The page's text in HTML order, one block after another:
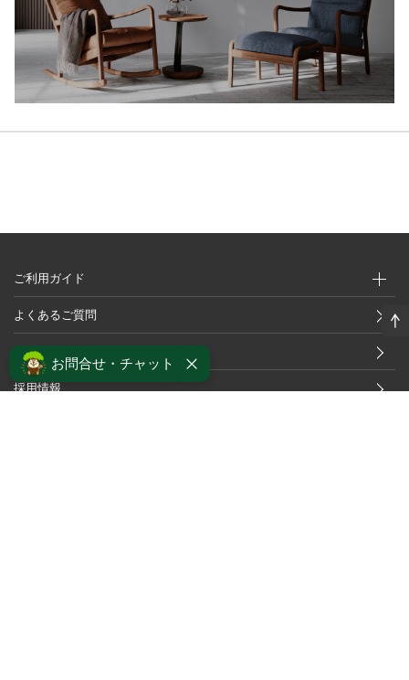
ご利用ガイド
よくあるご質問
サポート・アフターケア
採用情報
お問合せ・チャット